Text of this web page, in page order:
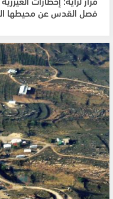
فصل القدس عن محيطها